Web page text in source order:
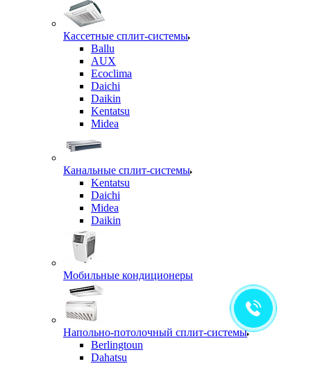
Кассетные сплит-системы
Ballu
AUX
Ecoclima
Daichi
Daikin
Kentatsu
Midea
Канальные сплит-системы
Kentatsu
Daichi
Midea
Daikin
Мобильные кондиционеры
Напольно-потолочный сплит-системы
Berlingtoun
Dahatsu